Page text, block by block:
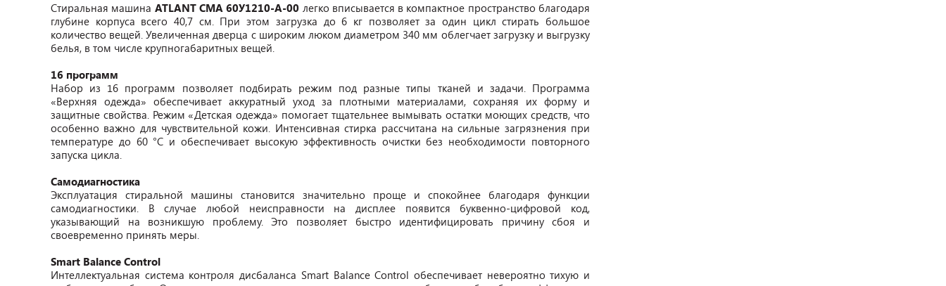
Стиральная машина ATLANT СМА 60У1210-A-00 легко вписывается в компактное пространство благодаря
глубине корпуса всего 40,7 см. При этом загрузка до 6 кг позволяет за один цикл стирать большое
количество вещей. Увеличенная дверца с широким люком диаметром 340 мм облегчает загрузку и выгрузку
белья, в том числе крупногабаритных вещей.
16 программ
Набор из 16 программ позволяет подбирать режим под разные типы тканей и задачи. Программа
«Верхняя одежда» обеспечивает аккуратный уход за плотными материалами, сохраняя их форму и
защитные свойства. Режим «Детская одежда» помогает тщательнее вымывать остатки моющих средств, что
особенно важно для чувствительной кожи. Интенсивная стирка рассчитана на сильные загрязнения при
температуре до 60 °C и обеспечивает высокую эффективность очистки без необходимости повторного
запуска цикла.
Самодиагностика
Эксплуатация стиральной машины становится значительно проще и спокойнее благодаря функции
самодиагностики. В случае любой неисправности на дисплее появится буквенно-цифровой код,
указывающий на возникшую проблему. Это позволяет быстро идентифицировать причину сбоя и
своевременно принять меры.
Smart Balance Control
Интеллектуальная система контроля дисбаланса Smart Balance Control обеспечивает невероятно тихую и